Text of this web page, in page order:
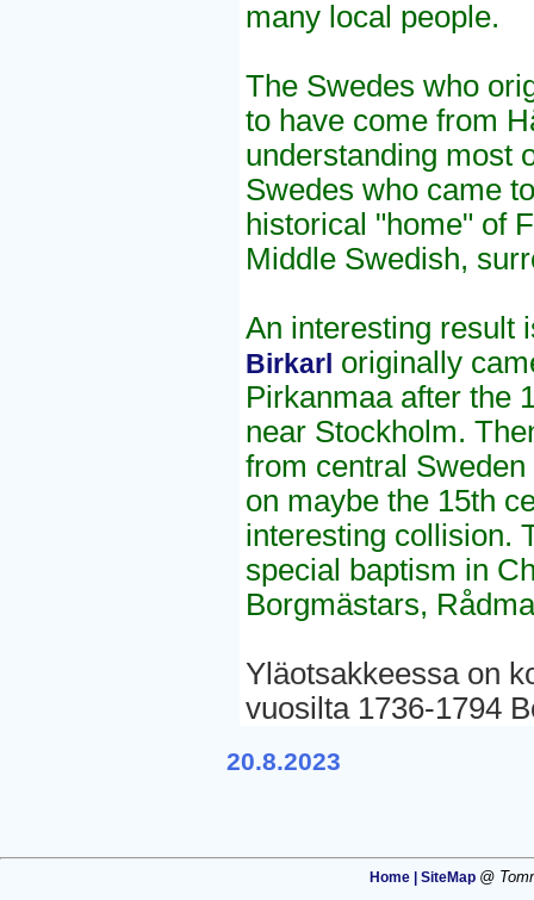
many local people.
The Swedes who
to have come from
understanding most
Swedes who came
historical "home" of
Middle Swedish,
An interesting result
Birkarl originally
Pirkanmaa after the
near Stockholm.
from central
on maybe the 15th
interesting collision.
special baptism in
Borgmästars,
Yläotsakkeessa on
vuosilta 1736-1794
20.8.2023
Home | SiteMap @